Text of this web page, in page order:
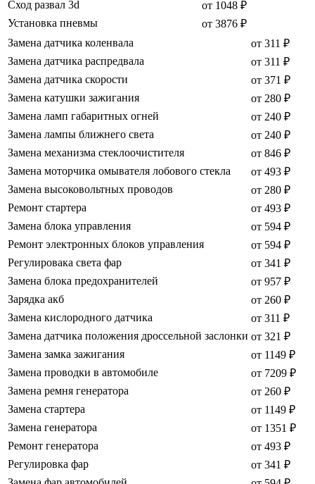
Сход развал 3d
от 1048 ₽
Установка пневмы
от 3876 ₽
Замена датчика коленвала
от 311 ₽
Замена датчика распредвала
от 311 ₽
Замена датчика скорости
от 371 ₽
Замена катушки зажигания
от 280 ₽
Замена ламп габаритных огней
от 240 ₽
Замена лампы ближнего света
от 240 ₽
Замена механизма стеклоочистителя
от 846 ₽
Замена моторчика омывателя лобового стекла
от 493 ₽
Замена высоковольтных проводов
от 280 ₽
Ремонт стартера
от 493 ₽
Замена блока управления
от 594 ₽
Ремонт электронных блоков управления
от 594 ₽
Регулировака света фар
от 341 ₽
Замена блока предохранителей
от 957 ₽
Зарядка акб
от 260 ₽
Замена кислородного датчика
от 311 ₽
Замена датчика положения дроссельной заслонки от 321 ₽
Замена замка зажигания
от 1149 ₽
Замена проводки в автомобиле
от 7209 ₽
Замена ремня генератора
от 260 ₽
Замена стартера
от 1149 ₽
Замена генератора
от 1351 ₽
Ремонт генератора
от 493 ₽
Регулировка фар
от 341 ₽